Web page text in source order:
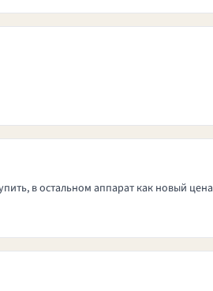
в остальном аппарат как новый